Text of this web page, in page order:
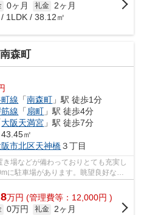
0ヶ月 礼金 2ヶ月
1LDK / 38.12㎡
森町
線 「南森町 」駅 徒歩1分
線 「 扇町 」駅 徒歩4分
大阪天満宮 」駅 徒歩7分
㎡
阪市北区天神橋３丁目
場などが備わっておりとても充実し
に駐車場があります。眺望良好なマ
駅...
万円 (管理費等：12,000円 )
0万円 礼金 2ヶ月